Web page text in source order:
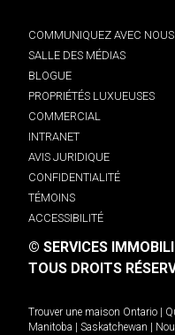
COMMUNIQUEZ AVEC NOUS
SALLE DES MÉDIAS
BLOGUE
PROPRIÉTÉS LUXUEUSES
COMMERCIAL
INTRANET
AVIS JURIDIQUE
CONFIDENTIALITÉ
TÉMOINS
ACCESSIBILITÉ
© SERVICES
TOUS DROITS
Trouver une maison Ontario
Manitoba
Saskatchewan